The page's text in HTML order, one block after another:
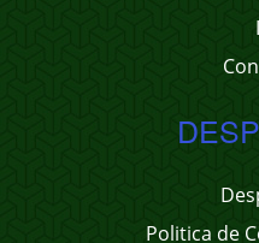
Politica de